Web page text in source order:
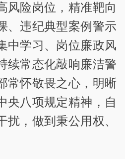
风险岗位，精准靶向
、违纪典型案例警示
中学习、岗位廉政风
续常态化敲响廉洁警
常怀敬畏之心，明晰
央八项规定精神，自
扰，做到秉公用权、